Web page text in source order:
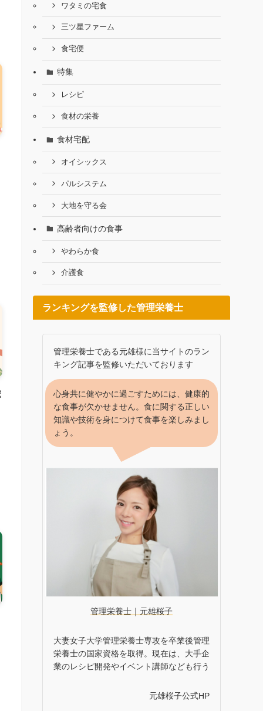
ワタミの宅食
三ツ星ファーム
食宅便
特集
レシピ
食材の栄養
食材宅配
オイシックス
パルシステム
大地を守る会
高齢者向けの食事
やわらか食
介護食
ランキングを監修した管理栄養士
管理栄養士である元雄様に当サイトのラン
キング記事を監修いただいております
心身共に健やかに過ごすためには、健康的
な食事が欠かせません。食に関する正しい
知識や技術を身につけて食事を楽しみまし
ょう。
管理栄養士｜元雄桜子
大妻女子大学管理栄養士専攻を卒業後管理
栄養士の国家資格を取得。現在は、大手企
業のレシピ開発やイベント講師なども行う
元雄桜子公式HP